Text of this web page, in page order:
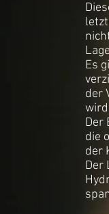
Es
der
Der
die
der
Der